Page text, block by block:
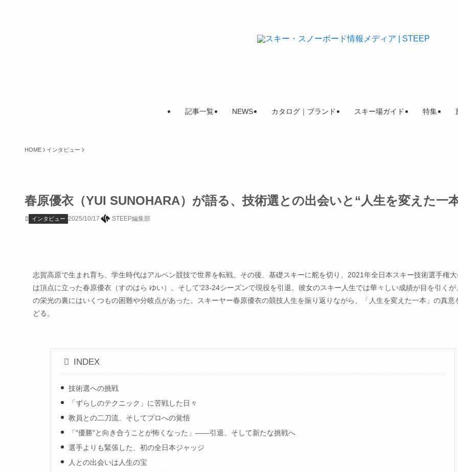
記事一覧 NEWS カタログ｜ブランド スキー場ガイド 特集
HOME インタビュー
春原優衣（YUI SUNOHARA）が語る、技術選との出会いと“人生を変えた一
インタビュー 2025/10/17 STEEP編集部
志賀高原で生まれ育ち、学生時代はアルペン競技で世界を転戦。その後、基礎スキーに舵を切り、2021年全日本スキー技術選手権
は頂点に立った春原優衣（すのはら ゆい）。そして'23-24シーズンで現役を引退。彼女のスキー人生では華々しい成績が目を引くが
の栄光の裏にはいくつもの困難や分岐点があった。スキーヤー春原優衣の競技人生を振り返りながら、「人生を変えた一本」の真意
どる。
INDEX
技術選への挑戦
「ずらしのテクニック」に苦戦した日々
教員との二刀流、そしてプロへの覚悟
「"優勝"と向き合うことが怖くなった」――引退、そして新たな挑戦へ
選手よりも緊張した、初の全日本ジャッジ
人との出会いは人生の宝